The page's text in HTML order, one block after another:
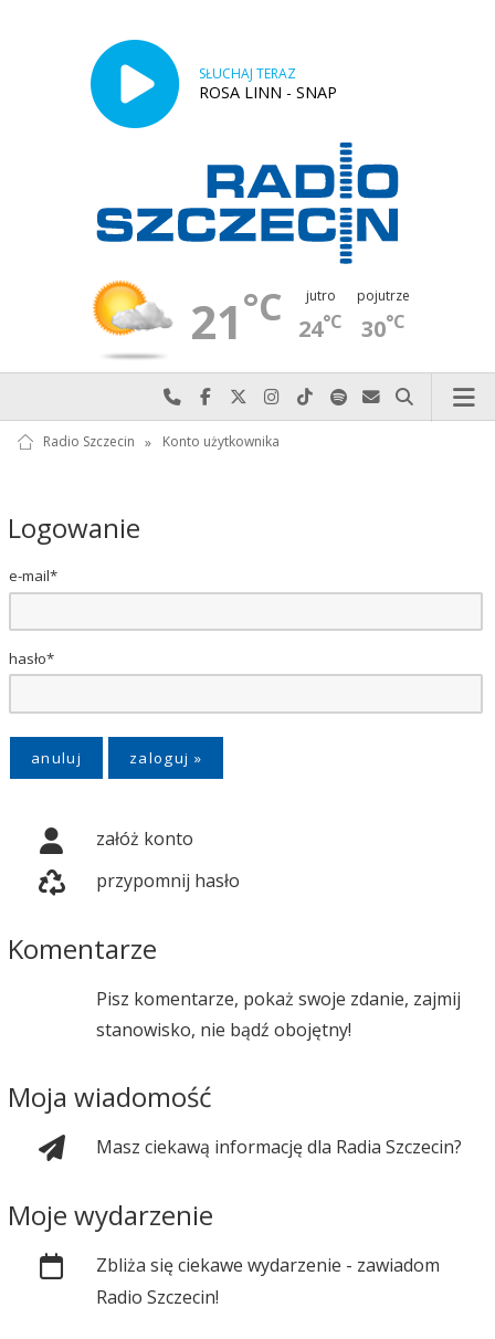
SŁUCHAJ TERAZ
ROSA LINN - SNAP
21°C jutro
24°C
pojutrze
30°C
Najlepiej po prostu do nas zadzwoń
Odwiedź nas na Facebook-u
Odwiedź nas na X
Odwiedź nas na Instagram-ie
Odwiedź nas na TikTok-u
Szukaj nas na Spotify
Wyślij do nas
Szukaj
Radio Szczecin » Konto użytkownika
Logowanie
e-mail*
hasło*
anuluj
załóż konto
przypomnij hasło
Komentarze
Pisz komentarze, pokaż swoje zdanie, zajmij
stanowisko, nie bądź obojętny!
Moja wiadomość
Masz ciekawą informację dla Radia Szczecin?
Moje wydarzenie
Zbliża się ciekawe wydarzenie - zawiadom
Radio Szczecin!